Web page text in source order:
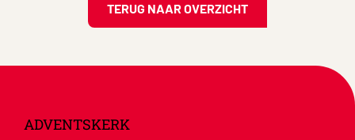
TERUG NAAR OVERZICHT
ADVENTSKERK